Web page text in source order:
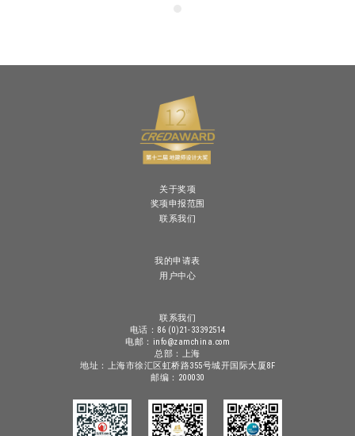
关于奖项
奖项申报范围
联系我们
我的申请表
用户中心
联系我们
电话：86 (0)21-33392514
电邮：info@zamchina.com
总部：上海
地址：上海市徐汇区虹桥路355号城开国际大厦8F
邮编：200030